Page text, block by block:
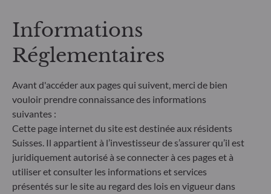
fournisseur externe de données ESG de la société
de gestion
Informations
Réglementaires
Avant d'accéder aux pages qui suivent, merci de bien
vouloir prendre connaissance des informations
suivantes :
Cette page internet du site est destinée aux résidents
Suisses. Il appartient à l’investisseur de s’assurer qu’il est
juridiquement autorisé à se connecter à ces pages et à
utiliser et consulter les informations et services
présentés sur le site au regard des lois en vigueur dans